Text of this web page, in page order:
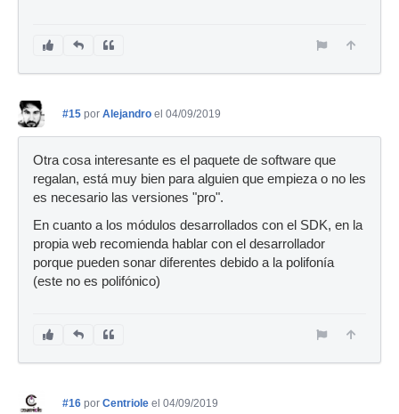
#15 por Alejandro el 04/09/2019
Otra cosa interesante es el paquete de software que
regalan, está muy bien para alguien que empieza o no les
es necesario las versiones "pro".
En cuanto a los módulos desarrollados con el SDK, en la
propia web recomienda hablar con el desarrollador
porque pueden sonar diferentes debido a la polifonía
(este no es polifónico)
#16 por Centriole el 04/09/2019